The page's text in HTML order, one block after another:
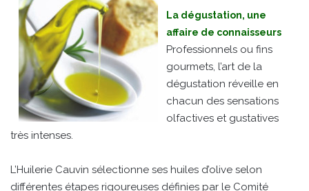
La dégustation, une
affaire de connaisseurs
Professionnels ou fins
gourmets, l’art de la
dégustation réveille en
chacun des sensations
olfactives et gustatives
très intenses.
L’Huilerie Cauvin sélectionne ses huiles d’olive selon
différentes étapes rigoureuses définies par le Comité